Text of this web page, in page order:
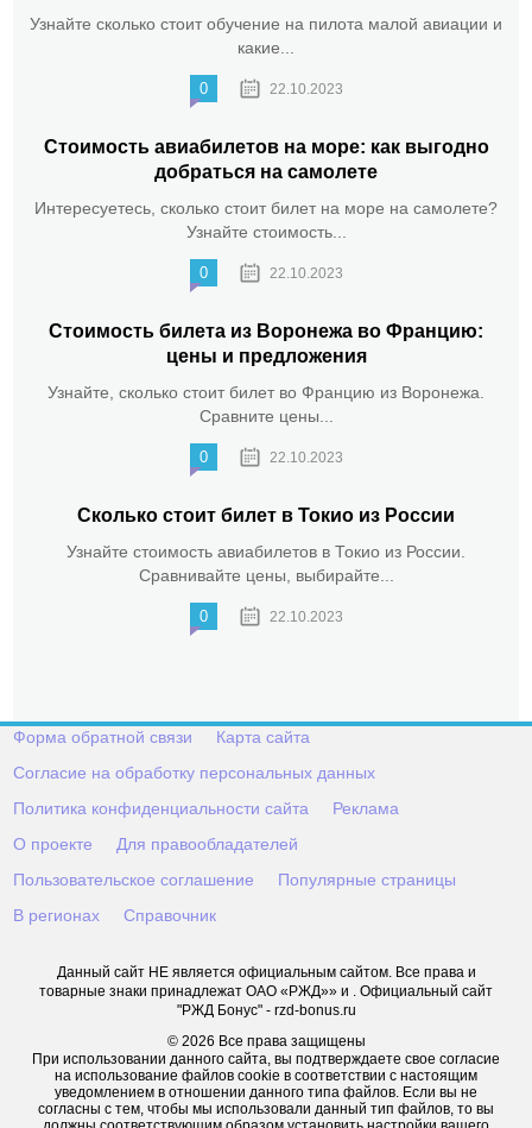
Узнайте сколько стоит обучение на пилота малой авиации и
какие...
0 22.10.2023
Стоимость авиабилетов на море: как выгодно
добраться на самолете
Интересуетесь, сколько стоит билет на море на самолете?
Узнайте стоимость...
0 22.10.2023
Стоимость билета из Воронежа во Францию:
цены и предложения
Узнайте, сколько стоит билет во Францию из Воронежа.
Сравните цены...
0 22.10.2023
Сколько стоит билет в Токио из России
Узнайте стоимость авиабилетов в Токио из России.
Сравнивайте цены, выбирайте...
0 22.10.2023
Форма обратной связи
Карта сайта
Согласие на обработку персональных данных
Политика конфиденциальности сайта
Реклама
О проекте
Для правообладателей
Пользовательское соглашение
Популярные страницы
В регионах
Справочник
Данный сайт НЕ является официальным сайтом. Все права и
товарные знаки принадлежат ОАО «РЖД»» и . Официальный сайт
"РЖД Бонус" - rzd-bonus.ru
© 2026 Все права защищены
При использовании данного сайта, вы подтверждаете свое согласие
на использование файлов cookie в соответствии с настоящим
уведомлением в отношении данного типа файлов. Если вы не
согласны с тем, чтобы мы использовали данный тип файлов, то вы